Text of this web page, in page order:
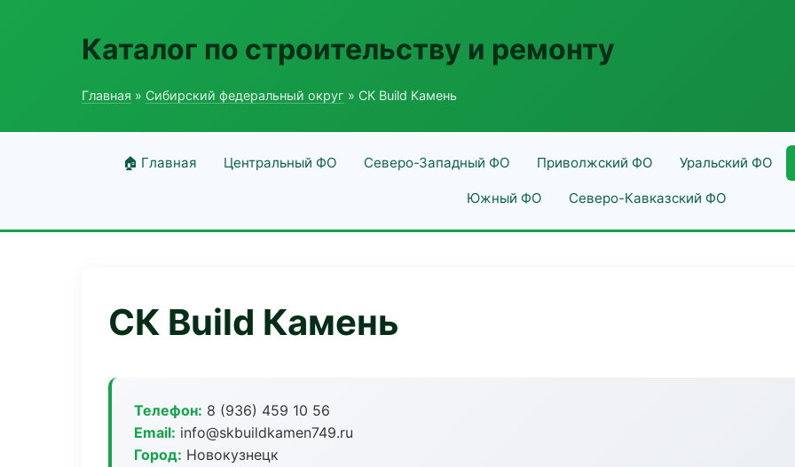
Каталог по строительству и ремонту
Главная » Сибирский федеральный округ » СК Build Камень
🏠 Главная Центральный ФО Северо-Западный ФО Приволжский ФО Уральский ФО
Южный ФО Северо-Кавказский ФО
СК Build Камень
Телефон: 8 (936) 459 10 56
Email: info@skbuildkamen749.ru
Город: Новокузнецк